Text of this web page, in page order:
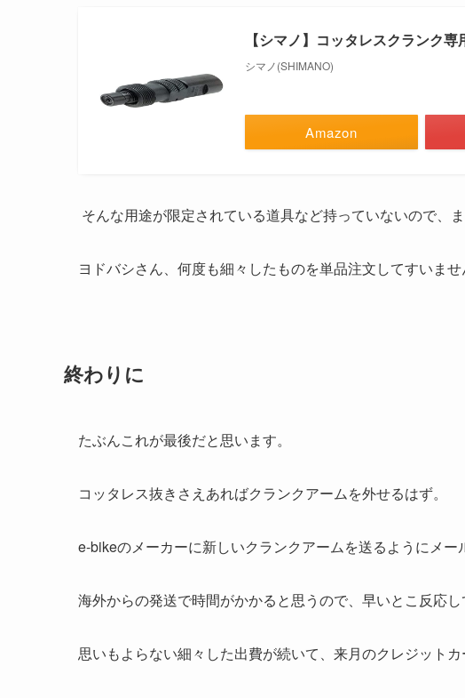
【シマノ】コッタレスクランク専
シマノ(SHIMANO)
Amazon
そんな用途が限定されている道具など持っていないので、
ヨドバシさん、何度も細々したものを単品注文してすいませ
終わりに
たぶんこれが最後だと思います。
コッタレス抜きさえあればクランクアームを外せるはず。
e-bikeのメーカーに新しいクランクアームを送るようにメー
海外からの発送で時間がかかると思うので、早いとこ反応し
思いもよらない細々した出費が続いて、来月のクレジットカ